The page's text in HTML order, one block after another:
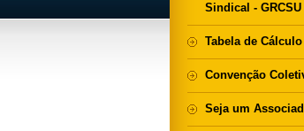
Sindical - GRCSU
Tabela de Cálculo
Convenção
Seja um